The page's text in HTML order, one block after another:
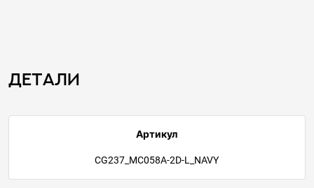
Детали
Артикул
CG237_MC058A-2D-L_NAVY